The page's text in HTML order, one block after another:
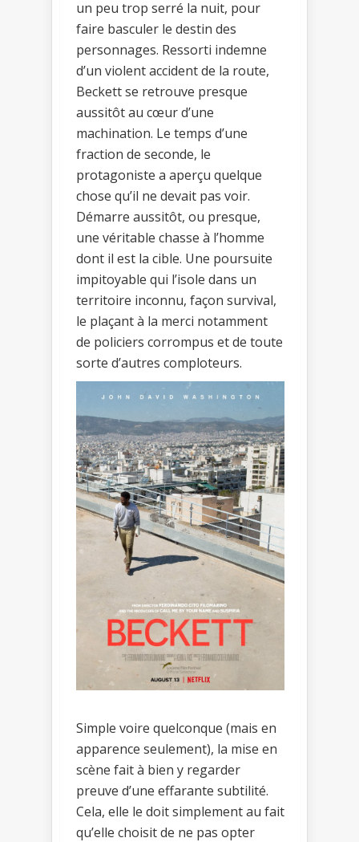
un peu trop serré la nuit, pour
faire basculer le destin des
personnages. Ressorti indemne
d’un violent accident de la route,
Beckett se retrouve presque
aussitôt au cœur d’une
machination. Le temps d’une
fraction de seconde, le
protagoniste a aperçu quelque
chose qu’il ne devait pas voir.
Démarre aussitôt, ou presque,
une véritable chasse à l’homme
dont il est la cible. Une poursuite
impitoyable qui l’isole dans un
territoire inconnu, façon survival,
le plaçant à la merci notamment
de policiers corrompus et de toute
sorte d’autres comploteurs.
Simple voire quelconque (mais en
apparence seulement), la mise en
scène fait à bien y regarder
preuve d’une effarante subtilité.
Cela, elle le doit simplement au fait
qu’elle choisit de ne pas opter